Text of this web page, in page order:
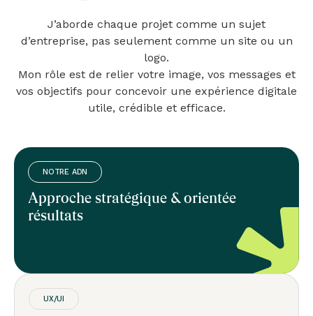
J’aborde chaque projet comme un sujet
d’entreprise, pas seulement comme un site ou un
logo.
Mon rôle est de relier votre image, vos messages et
vos objectifs pour concevoir une expérience digitale
utile, crédible et efficace.
NOTRE ADN
Approche stratégique & orientée
résultats
UX/UI